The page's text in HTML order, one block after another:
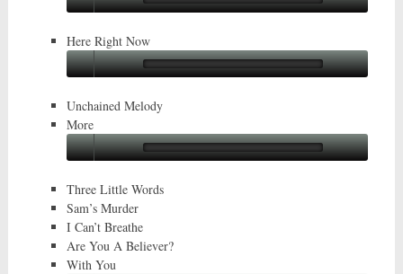
Here Right Now
Unchained Melody
More
Three Little Words
Sam’s Murder
I Can’t Breathe
Are You A Believer?
With You